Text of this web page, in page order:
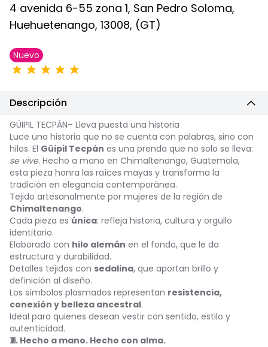
4 avenida 6-55 zona 1, San Pedro Soloma,
Huehuetenango, 13008, (GT)
Nuevo
Descripción
GÜIPIL TECPÁN– Lleva puesta una historia
Luce una historia que no se cuenta con palabras, sino con
hilos. El Güipil Tecpán es una prenda que no solo se lleva:
se vive. Hecho a mano en Chimaltenango, Guatemala,
esta pieza honra las raíces mayas y transforma la
tradición en elegancia contemporánea.
Tejido artesanalmente por mujeres de la región de
Chimaltenango.
Cada pieza es única: refleja historia, cultura y orgullo
identitario.
Elaborado con hilo alemán en el fondo, que le da
estructura y durabilidad.
Detalles tejidos con sedalina, que aportan brillo y
definición al diseño.
Los símbolos plasmados representan resistencia,
conexión y belleza ancestral.
Ideal para quienes desean vestir con sentido, estilo y
autenticidad.
🧵 Hecho a mano. Hecho con alma.